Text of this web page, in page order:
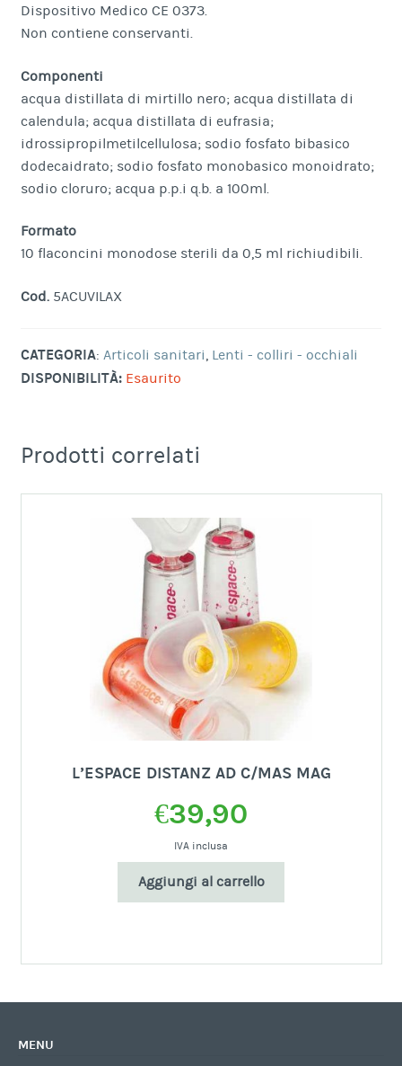
Dispositivo Medico CE 0373.
Non contiene conservanti.
Componenti
acqua distillata di mirtillo nero; acqua distillata di
calendula; acqua distillata di eufrasia;
idrossipropilmetilcellulosa; sodio fosfato bibasico
dodecaidrato; sodio fosfato monobasico monoidrato;
sodio cloruro; acqua p.p.i q.b. a 100ml.
Formato
10 flaconcini monodose sterili da 0,5 ml richiudibili.
Cod.5ACUVILAX
CATEGORIA: Articoli sanitari, Lenti - colliri - occhiali
DISPONIBILITÀ: Esaurito
Prodotti correlati
L’ESPACE DISTANZ AD C/MAS MAG
€39,90
IVA inclusa
Aggiungi al carrello
MENU